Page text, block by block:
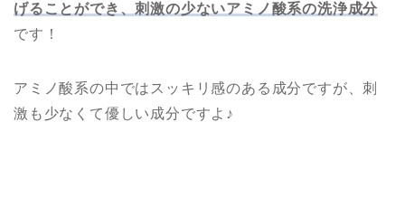
げることができ、刺激の少ないアミノ酸系の洗浄成分
です！
アミノ酸系の中ではスッキリ感のある成分ですが、刺
激も少なくて優しい成分ですよ♪